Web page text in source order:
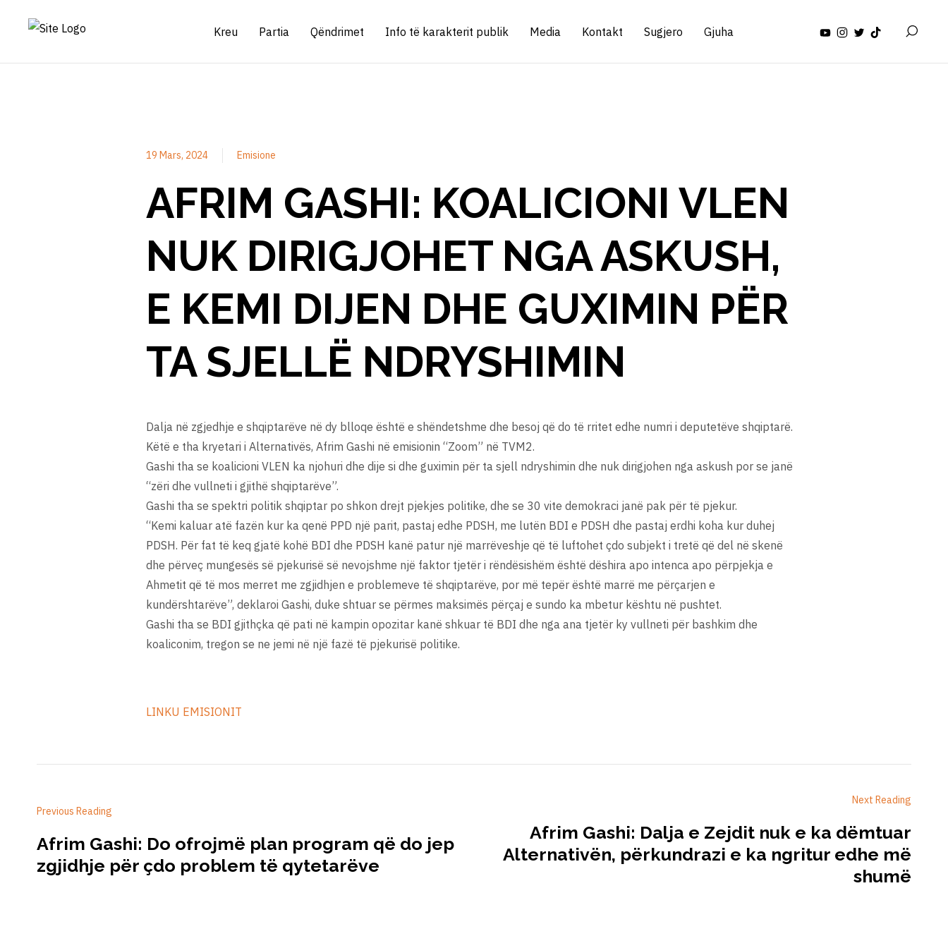
Kreu Partia Qëndrimet Info të karakterit publik Media Kontakt Sugjero Gjuha
19 Mars, 2024 Emisione
AFRIM GASHI: KOALICIONI VLEN
NUK DIRIGJOHET NGA ASKUSH,
E KEMI DIJEN DHE GUXIMIN PËR
TA SJELLË NDRYSHIMIN
Dalja në zgjedhje e shqiptarëve në dy blloqe është e shëndetshme dhe besoj që do të rritet edhe numri i deputetëve shqiptarë.
Këtë e tha kryetari i Alternativës, Afrim Gashi në emisionin “Zoom” në TVM2.
Gashi tha se koalicioni VLEN ka njohuri dhe dije si dhe guximin për ta sjell ndryshimin dhe nuk dirigjohen nga askush por se janë
“zëri dhe vullneti i gjithë shqiptarëve”.
Gashi tha se spektri politik shqiptar po shkon drejt pjekjes politike, dhe se 30 vite demokraci janë pak për të pjekur.
“Kemi kaluar atë fazën kur ka qenë PPD një parit, pastaj edhe PDSH, me lutën BDI e PDSH dhe pastaj erdhi koha kur duhej
PDSH. Për fat të keq gjatë kohë BDI dhe PDSH kanë patur një marrëveshje që të luftohet çdo subjekt i tretë që del në skenë
dhe përveç mungesës së pjekurisë së nevojshme një faktor tjetër i rëndësishëm është dëshira apo intenca apo përpjekja e
Ahmetit që të mos merret me zgjidhjen e problemeve të shqiptarëve, por më tepër është marrë me përçarjen e
kundërshtarëve”, deklaroi Gashi, duke shtuar se përmes maksimës përçaj e sundo ka mbetur kështu në pushtet.
Gashi tha se BDI gjithçka që pati në kampin opozitar kanë shkuar të BDI dhe nga ana tjetër ky vullneti për bashkim dhe
koaliconim, tregon se ne jemi në një fazë të pjekurisë politike.
LINKU EMISIONIT
Previous Reading
Afrim Gashi: Do ofrojmë plan program që do jep
zgjidhje për çdo problem të qytetarëve
Next Reading
Afrim Gashi: Dalja e Zejdit nuk e ka dëmtuar
Alternativën, përkundrazi e ka ngritur edhe më
shumë